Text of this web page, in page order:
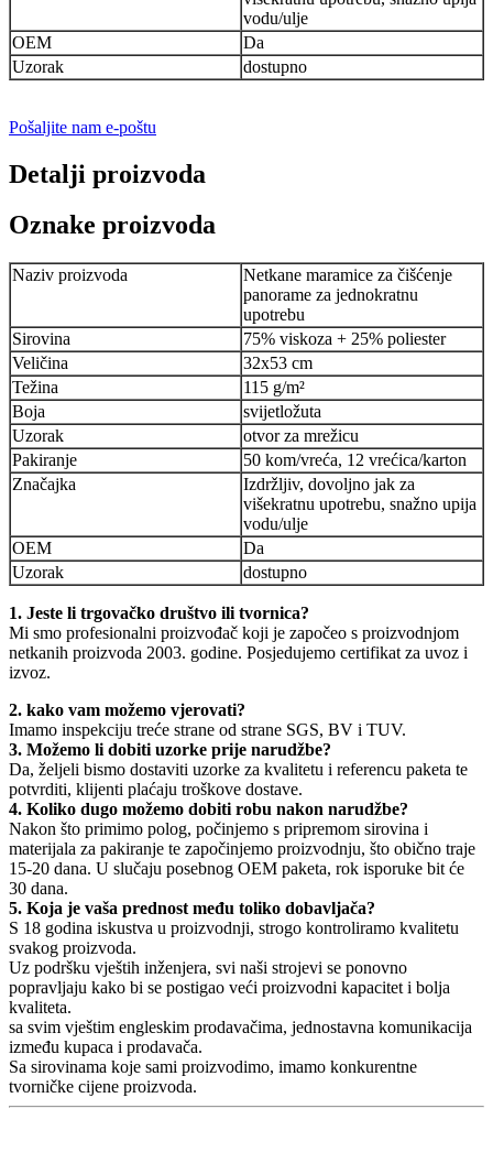
vodu/ulje
OEM
Da
Uzorak
dostupno
Pošaljite nam e-poštu
Detalji proizvoda
Oznake proizvoda
Naziv proizvoda
Netkane maramice za čišćenje
panorame za jednokratnu
upotrebu
Sirovina
75% viskoza + 25% poliester
Veličina
32x53 cm
Težina
115 g/m²
Boja
svijetložuta
Uzorak
otvor za mrežicu
Pakiranje
50 kom/vreća, 12 vrećica/karton
Značajka
Izdržljiv, dovoljno jak za
višekratnu upotrebu, snažno upija
vodu/ulje
OEM
Da
Uzorak
dostupno
1. Jeste li trgovačko društvo ili tvornica?
Mi smo profesionalni proizvođač koji je započeo s proizvodnjom
netkanih proizvoda 2003. godine. Posjedujemo certifikat za uvoz i
izvoz.
2. kako vam možemo vjerovati?
Imamo inspekciju treće strane od strane SGS, BV i TUV.
3. Možemo li dobiti uzorke prije narudžbe?
Da, željeli bismo dostaviti uzorke za kvalitetu i referencu paketa te
potvrditi, klijenti plaćaju troškove dostave.
4. Koliko dugo možemo dobiti robu nakon narudžbe?
Nakon što primimo polog, počinjemo s pripremom sirovina i
materijala za pakiranje te započinjemo proizvodnju, što obično traje
15-20 dana. U slučaju posebnog OEM paketa, rok isporuke bit će
30 dana.
5. Koja je vaša prednost među toliko dobavljača?
S 18 godina iskustva u proizvodnji, strogo kontroliramo kvalitetu
svakog proizvoda.
Uz podršku vještih inženjera, svi naši strojevi se ponovno
popravljaju kako bi se postigao veći proizvodni kapacitet i bolja
kvaliteta.
sa svim vještim engleskim prodavačima, jednostavna komunikacija
između kupaca i prodavača.
Sa sirovinama koje sami proizvodimo, imamo konkurentne
tvorničke cijene proizvoda.